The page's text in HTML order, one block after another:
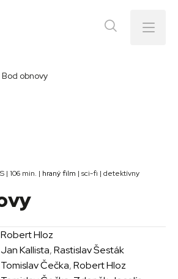
Menu
Bod obnovy
| 106 min. | hraný film | sci-fi | detektívny
Robert Hloz
Jan Kallista,Rastislav Šesták
Tomislav Čečka,Robert Hloz